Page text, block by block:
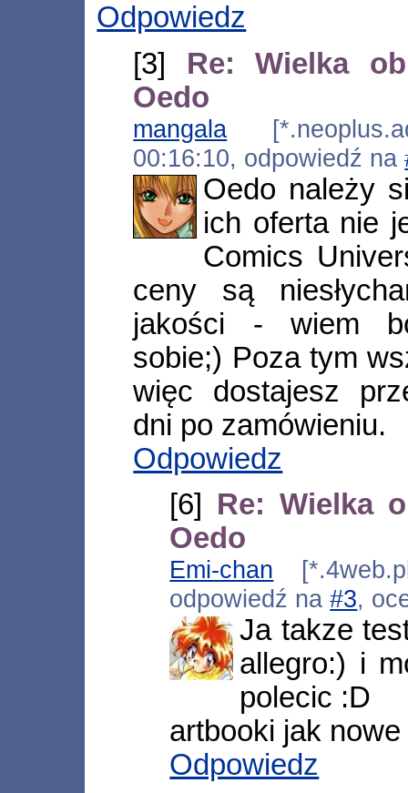
Odpowiedz
[3] Re: Wielka
Oedo
mangala
00:16:10, odpowiedź na
Oedo należy
ich oferta nie
Comics
ceny są
jakości - wiem
sobie;) Poza tym
więc dostajesz
dni po zamówieniu.
Odpowiedz
[6] Re: Wielka
Oedo
Emi-chan
odpowiedź na#3,
Ja takze
allegro:) i
polecic :D
artbooki jak
Odpowiedz